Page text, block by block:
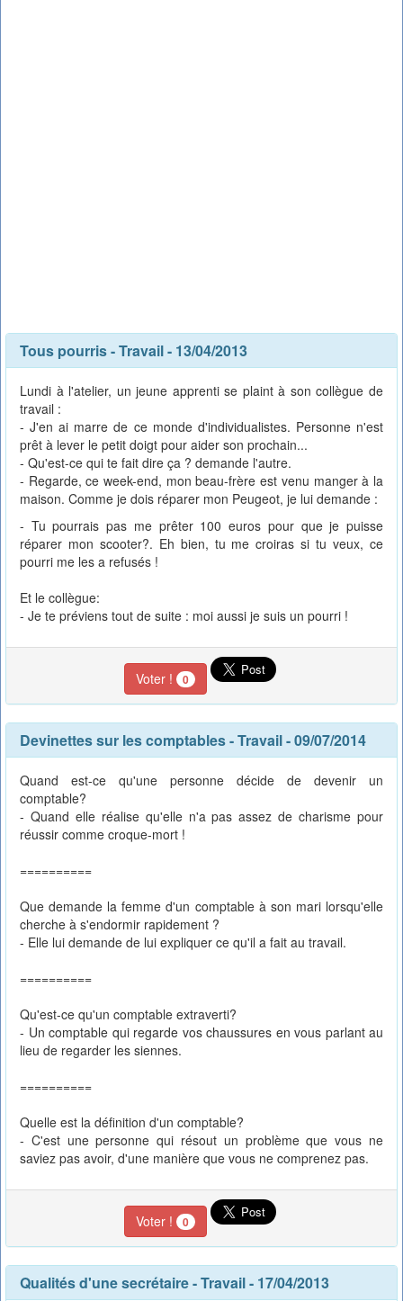
Tous pourris-Travail- 13/04/2013
Lundi à l'atelier, un jeune apprenti se plaint à son collègue de
travail :
- J'en ai marre de ce monde d'individualistes. Personne n'est
prêt à lever le petit doigt pour aider son prochain...
- Qu'est-ce qui te fait dire ça ? demande l'autre.
- Regarde, ce week-end, mon beau-frère est venu manger à la
maison. Comme je dois réparer mon Peugeot, je lui demande :
- Tu pourrais pas me prêter 100 euros pour que je puisse
réparer mon scooter?. Eh bien, tu me croiras si tu veux, ce
pourri me les a refusés !
Et le collègue:
- Je te préviens tout de suite : moi aussi je suis un pourri !
Voter ! 0
Devinettes sur les comptables-Travail- 09/07/2014
Quand est-ce qu'une personne décide de devenir un
comptable?
- Quand elle réalise qu'elle n'a pas assez de charisme pour
réussir comme croque-mort !
==========
Que demande la femme d'un comptable à son mari lorsqu'elle
cherche à s'endormir rapidement ?
- Elle lui demande de lui expliquer ce qu'il a fait au travail.
==========
Qu'est-ce qu'un comptable extraverti?
- Un comptable qui regarde vos chaussures en vous parlant au
lieu de regarder les siennes.
==========
Quelle est la définition d'un comptable?
- C'est une personne qui résout un problème que vous ne
saviez pas avoir, d'une manière que vous ne comprenez pas.
Voter ! 0
Qualités d'une secrétaire-Travail- 17/04/2013